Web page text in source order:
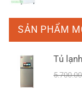
SẢN PHẨM
Tủ